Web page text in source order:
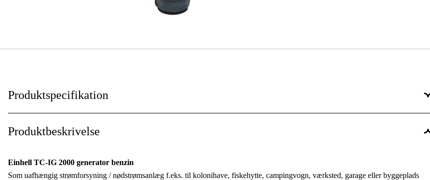
Produktspecifikation
Effekt (P), forts.
2 kW
Kontinuerlig effekt:
Produktbeskrivelse
Einhell TC-IG 2000 generator benzin
Som uafhængig strømforsyning / nødstrømsanlæg f.eks. til kolonihave, fiskehytte, campingvogn, værksted, garage eller byggeplads